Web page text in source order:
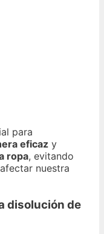
para
eficaz y
ropa, evitando
nuestra
disolución de